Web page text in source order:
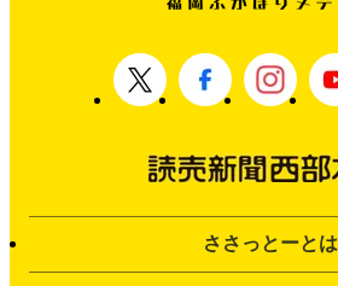
ささっとーとは